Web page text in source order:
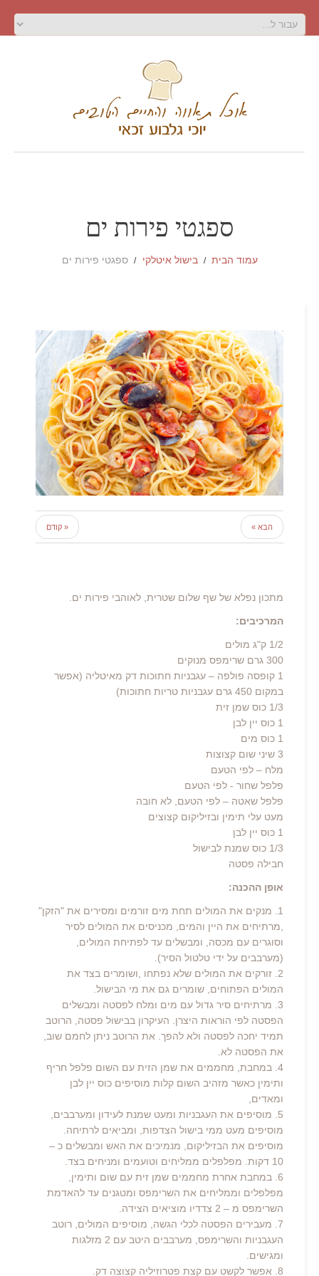
ספגטי פירות ים
עמוד הבית בישול איטלקי ספגטי פירות ים
« קודם הבא »
מתכון נפלא של שף שלום שטרית, לאוהבי פירות ים.
המרכיבים:
1/2 ק"ג מולים
300 גרם שרימפס מנוקים
1 קופסה פולפה – עגבניות חתוכות דק מאיטליה (אפשר
במקום 450 גרם עגבניות טריות חתוכות)
1/3 כוס שמן זית
1 כוס יין לבן
1 כוס מים
3 שיני שום קצוצות
מלח – לפי הטעם
פלפל שחור - לפי הטעם
פלפל שאטה – לפי הטעם, לא חובה
מעט עלי תימין ובזיליקום קצוצים
1 כוס יין לבן
1/3 כוס שמנת לבישול
חבילה פסטה
אופן ההכנה:
1. מנקים את המולים תחת מים זורמים ומסירים את "הזקן"
,מרתיחים את היין והמים, מכניסים את המולים לסיר
וסוגרים עם מכסה, ומבשלים עד לפתיחת המולים,
(מערבבים על ידי טלטול הסיר).
2. זורקים את המולים שלא נפתחו ,ושומרים בצד את
המולים הפתוחים, שומרים גם את מי הבישול.
3. מרתיחים סיר גדול עם מים ומלח לפסטה ומבשלים
הפסטה לפי הוראות היצרן. העיקרון בבישול פסטה, הרוטב
תמיד יחכה לפסטה ולא להפך. את הרוטב ניתן לחמם שוב,
את הפסטה לא.
4. במחבת, מחממים את שמן הזית עם השום פלפל חריף
ותימין כאשר מזהיב השום קלות מוסיפים כוס יין לבן
ומאדים,
5. מוסיפים את העגבניות ומעט שמנת לעידון ומערבבים,
מוסיפים מעט ממי בישול הצדפות, ומביאים לרתיחה.
מוסיפים את הבזיליקום, מנמיכים את האש ומבשלים כ –
10 דקות. מפלפלים ממליחים וטועמים ומניחים בצד.
6. במחבת אחרת מחממים שמן זית עם שום ותימין,
מפלפלים וממליחים את השרימפס ומטגנים עד להאדמת
השרימפס מ – 2 צדדיו מוציאים הצידה.
7. מעבירים הפסטה לכלי הגשה, מוסיפים המולים, רוטב
העגבניות והשרימפס, מערבבים היטב עם 2 מזלגות
ומגישים.
8. אפשר לקשט עם קצת פטרוזיליה קצוצה דק.